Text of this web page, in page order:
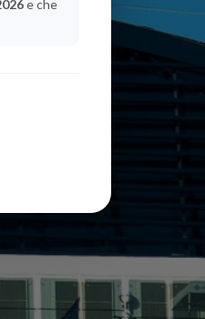
e che